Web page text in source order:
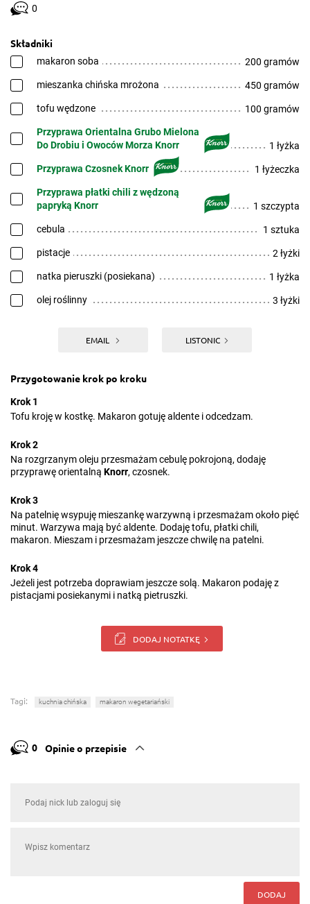
0
Składniki
makaron soba 200 gramów
mieszanka chińska mrożona 450 gramów
tofu wędzone 100 gramów
Przyprawa Orientalna Grubo Mielona
Do Drobiu i Owoców Morza Knorr
1 łyżka
Przyprawa Czosnek Knorr 1 łyżeczka
Przyprawa płatki chili z wędzoną
papryką Knorr
1 szczypta
cebula 1 sztuka
pistacje 2 łyżki
natka pieruszki (posiekana) 1 łyżka
olej roślinny 3 łyżki
EMAIL LISTONIC
Przygotowanie krok po kroku
Krok 1
Tofu kroję w kostkę. Makaron gotuję aldente i odcedzam.
Krok 2
Na rozgrzanym oleju przesmażam cebulę pokrojoną, dodaję
przyprawę orientalną Knorr, czosnek.
Krok 3
Na patelnię wsypuję mieszankę warzywną i przesmażam około pięć
minut. Warzywa mają być aldente. Dodaję tofu, płatki chili,
makaron. Mieszam i przesmażam jeszcze chwilę na patelni.
Krok 4
Jeżeli jest potrzeba doprawiam jeszcze solą. Makaron podaję z
pistacjami posiekanymi i natką pietruszki.
DODAJ NOTATKĘ
Tagi: kuchnia chińska makaron wegetariański
0 Opinie o przepisie
DODAJ